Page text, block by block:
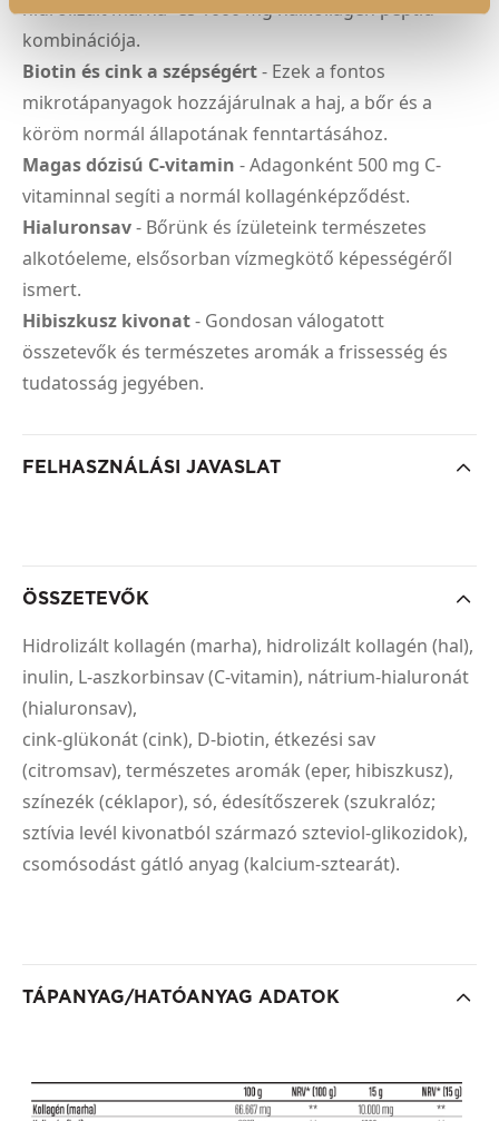
hidrolizált marha- és 1000 mg halkollagén peptid
kombinációja.
Biotin és cink a szépségért- Ezek a fontos
mikrotápanyagok hozzájárulnak a haj, a bőr és a
köröm normál állapotának fenntartásához.
Magas dózisú C-vitamin - Adagonként 500 mg C-
vitaminnal segíti a normál kollagénképződést.
Hialuronsav- Bőrünk és ízületeink természetes
alkotóeleme, elsősorban vízmegkötő képességéről
ismert.
Hibiszkusz kivonat- Gondosan válogatott
összetevők és természetes aromák a frissesség és
tudatosság jegyében.
FELHASZNÁLÁSI JAVASLAT
ÖSSZETEVŐK
Hidrolizált kollagén (marha), hidrolizált kollagén (hal),
inulin, L-aszkorbinsav (C-vitamin), nátrium-hialuronát
(hialuronsav),
cink-glükonát (cink), D-biotin, étkezési sav
(citromsav), természetes aromák (eper, hibiszkusz),
színezék (céklapor), só, édesítőszerek (szukralóz;
sztívia levél kivonatból származó szteviol-glikozidok),
csomósodást gátló anyag (kalcium-sztearát).
TÁPANYAG/HATÓANYAG ADATOK